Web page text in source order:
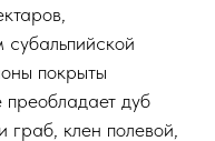
покрыты
дуб
граб, клен полевой,